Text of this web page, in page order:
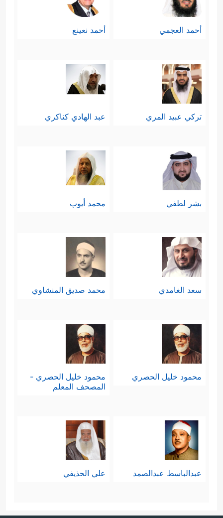
أحمد العجمي أحمد نعينع
تركي عبيد المري عبد الهادي كناكري
بشر لطفي محمد أيوب
سعد الغامدي محمد صديق المنشاوي
محمود خليل الحصري
محمود خليل الحصري -
المصحف المعلم
عبدالباسط عبدالصمد علي الحذيفي